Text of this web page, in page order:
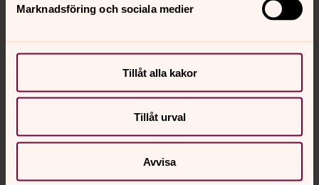
Marknadsföring och sociala medier
Tillåt alla kakor
Tillåt urval
Avvisa
Kalender
Hitta snabbt